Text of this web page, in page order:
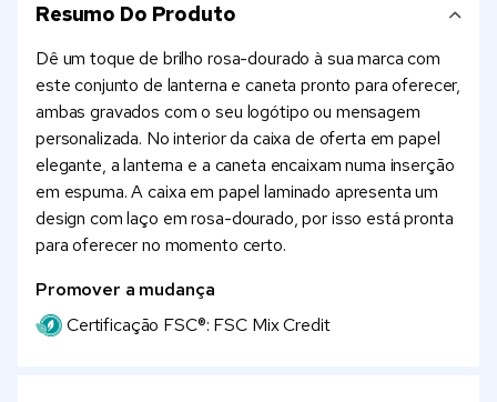
Resumo Do Produto
Dê um toque de brilho rosa-dourado à sua marca com
este conjunto de lanterna e caneta pronto para oferecer,
ambas gravados com o seu logótipo ou mensagem
personalizada. No interior da caixa de oferta em papel
elegante, a lanterna e a caneta encaixam numa inserção
em espuma. A caixa em papel laminado apresenta um
design com laço em rosa-dourado, por isso está pronta
para oferecer no momento certo.
Promover a mudança
Certificação FSC®: FSC Mix Credit